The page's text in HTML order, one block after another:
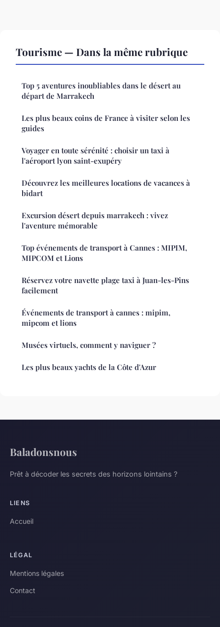
Tourisme — Dans la même rubrique
Top 5 aventures inoubliables dans le désert au
départ de Marrakech
Les plus beaux coins de France à visiter selon les
guides
Voyager en toute sérénité : choisir un taxi à
l'aéroport lyon saint-exupéry
Découvrez les meilleures locations de vacances à
bidart
Excursion désert depuis marrakech : vivez
l'aventure mémorable
Top événements de transport à Cannes : MIPIM,
MIPCOM et Lions
Réservez votre navette plage taxi à Juan-les-Pins
facilement
Événements de transport à cannes : mipim,
mipcom et lions
Musées virtuels, comment y naviguer ?
Les plus beaux yachts de la Côte d'Azur
Baladonsnous
Prêt à décoder les secrets des horizons lointains ?
LIENS
Accueil
LÉGAL
Mentions légales
Contact